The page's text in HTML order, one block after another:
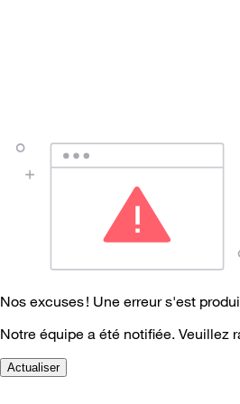
Nos excuses ! Une erreur s'est
Notre équipe a été notifiée. Veuillez
Actualiser